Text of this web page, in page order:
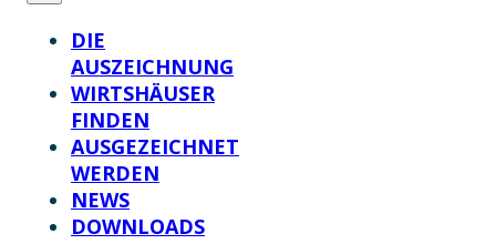
DIE
AUSZEICHNUNG
WIRTSHÄUSER
FINDEN
AUSGEZEICHNET
WERDEN
NEWS
DOWNLOADS